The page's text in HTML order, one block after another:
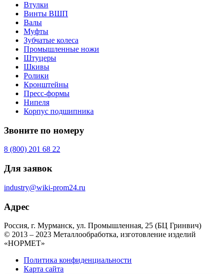
Втулки
Винты ВШП
Валы
Муфты
Зубчатые колеса
Промышленные ножи
Штуцеры
Шкивы
Ролики
Кронштейны
Пресс-формы
Нипеля
Корпус подшипника
Звоните по номеру
8 (800) 201 68 22
Для заявок
industry@wiki-prom24.ru
Адрес
Россия, г. Мурманск, ул. Промышленная, 25 (БЦ Гринвич)
© 2013 – 2023 Металлообработка, изготовление изделий
«НОРМЕТ»
Политика конфиденциальности
Карта сайта